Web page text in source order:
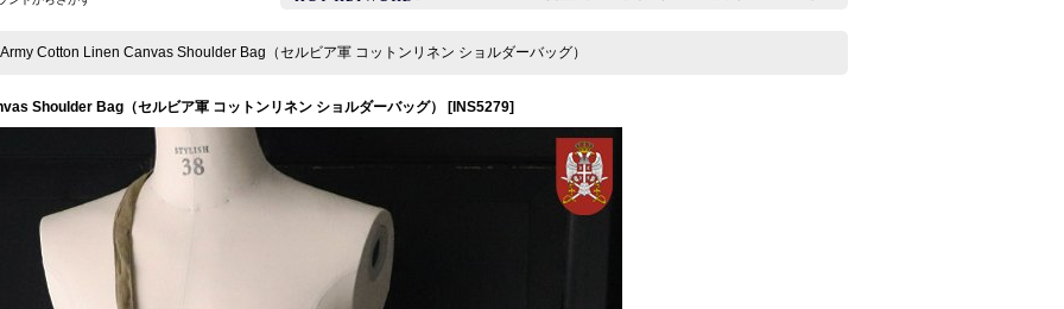
Cotton Linen Canvas Shoulder Bag（セルビア軍 コットンリネン ショルダーバッグ）
Shoulder Bag（セルビア軍 コットンリネン ショルダーバッグ） [ INS5279]